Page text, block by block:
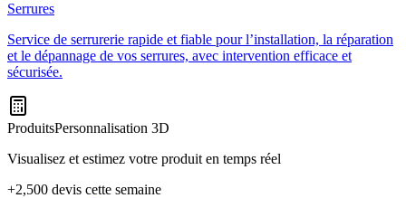
Serrures
Service de serrurerie rapide et fiable pour l’installation, la réparation
et le dépannage de vos serrures, avec intervention efficace et
sécurisée.
ProduitsPersonnalisation 3D
Visualisez et estimez votre produit en temps réel
+2,500 devis cette semaine